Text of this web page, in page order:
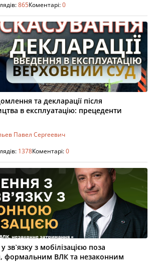
865Коментарі:0
та декларації після
в експлуатацію: прецеденти
Павел Сергеевич
1378Коментарі:0
зв`язку з мобілізацією поза
формальним ВЛК та незаконним